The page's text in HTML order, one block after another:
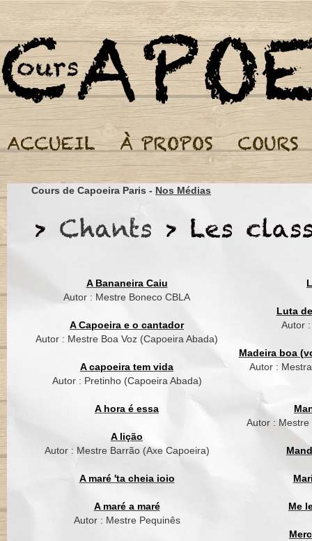
Cours de Capoeira Paris - Nos Médias
A Bananeira Caiu
Autor : Mestre Boneco CBLA
A Capoeira e o cantador
Autor : Mestre Boa Voz (Capoeira Abada)
A capoeira tem vida
Autor : Pretinho (Capoeira Abada)
A hora é essa
A lição
Autor : Mestre Barrão (Axe Capoeira)
A maré 'ta cheia ioio
A maré a maré
Autor : Mestre Pequinês
Luta
Autor
Madeira boa
Autor :
Autor :
Me
Cours de Capoeira
Autor : Contra-Mestre
Ela te chama
Meu mestre mandou
Capoeira vai rolar
Capoeira vem
Eh bate palma pra
Capoeira vem